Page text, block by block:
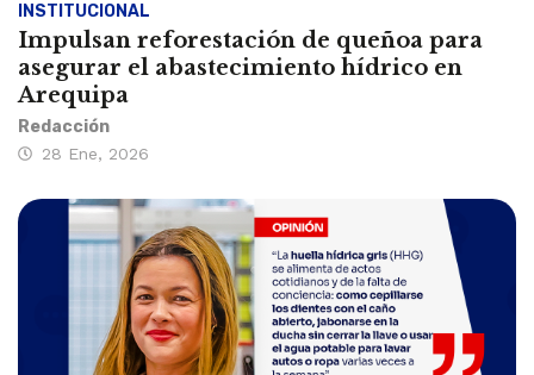
INSTITUCIONAL
Impulsan reforestación de queñoa para
asegurar el abastecimiento hídrico en
Arequipa
Redacción
28 Ene, 2026